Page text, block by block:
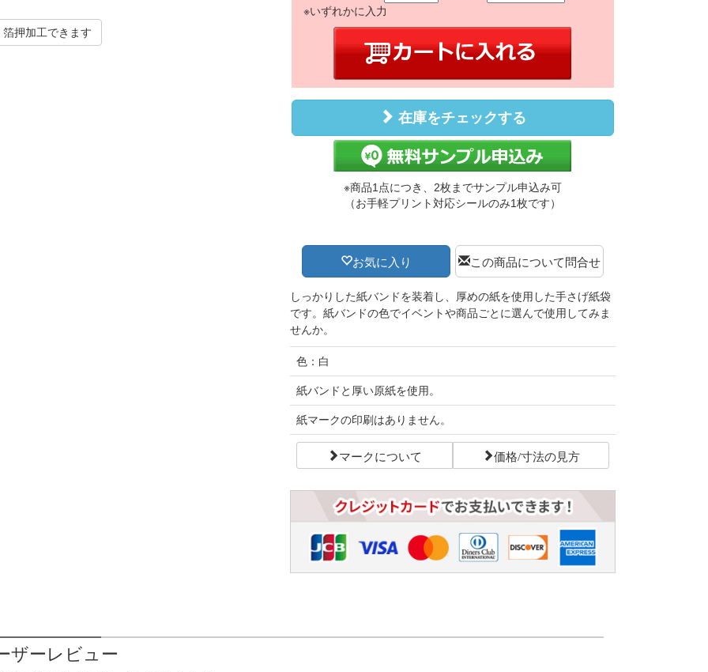
箔押加工できます
※いずれかに入力
在庫をチェックする
※商品1点につき、2枚までサンプル申込み可
（お手軽プリント対応シールのみ1枚です）
お気に入り この商品について問合せ
しっかりした紙バンドを装着し、厚めの紙を使用した手さげ紙袋
です。紙バンドの色でイベントや商品ごとに選んで使用してみま
せんか。
色：白
紙バンドと厚い原紙を使用。
紙マークの印刷はありません。
マークについて 価格/寸法の見方
ザーレビュー